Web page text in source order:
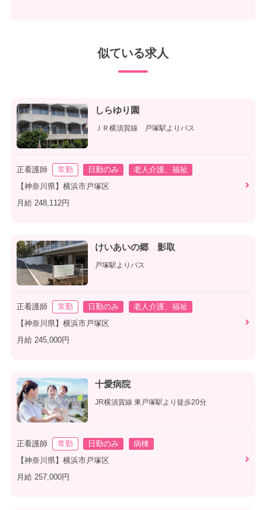
似ている求人
しらゆり園
ＪＲ横須賀線 戸塚駅よりバス
正看護師 常勤 日勤のみ
老人介護、福祉
【神奈川県】横浜市戸塚区
月給 248,112円
けいあいの郷 影取
戸塚駅よりバス
正看護師 常勤 日勤のみ
老人介護、福祉
【神奈川県】横浜市戸塚区
月給 245,000円
十愛病院
JR横須賀線 東戸塚駅より徒歩20分
正看護師 常勤 日勤のみ
病棟
【神奈川県】横浜市戸塚区
月給 257,000円